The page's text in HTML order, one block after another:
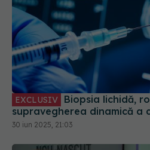
EXCLUSIV
supravegherea dinamică a
30 iun 2025, 21:03